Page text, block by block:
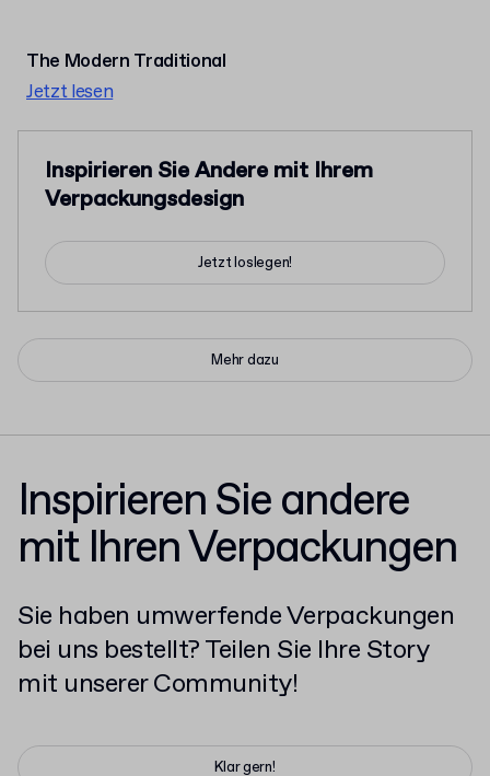
The Modern Traditional
Jetzt lesen
Inspirieren Sie Andere mit Ihrem
Verpackungsdesign
Jetzt loslegen!
Mehr dazu
Inspirieren Sie andere
mit Ihren Verpackungen
Sie haben umwerfende Verpackungen
bei uns bestellt? Teilen Sie Ihre Story
mit unserer Community!
Klar gern!